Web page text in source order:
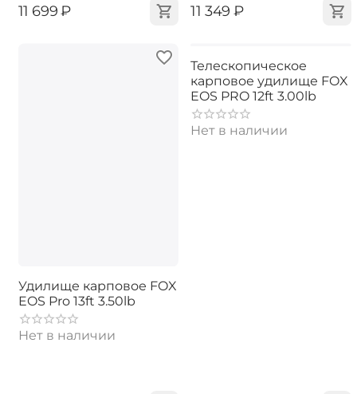
‍11 699‍₽ ‍11 349‍ ₽
Удилище карповое FOX
EOS Pro 13ft 3.50lb
Нет в наличии
Телескопическое
карповое удилище FOX
EOS PRO 12ft 3.00lb
Нет в наличии